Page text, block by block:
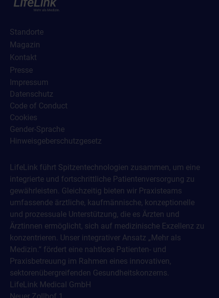
Standorte
Magazin
Kontakt
Presse
Impressum
Datenschutz
Code of Conduct
Cookies
Gender-Sprache
Hinweisgeberschutzgesetz
LifeLink führt Spitzentechnologien zusammen, um eine
integrierte und fortschrittliche Patientenversorgung zu
gewährleisten. Gleichzeitig bieten wir Praxisteams
umfassende ärztliche, kaufmännische, konzeptionelle
und prozessuale Unterstützung, die es Ärzten und
Ärztinnen ermöglicht, sich auf medizinische Exzellenz zu
konzentrieren. Unser integrativer Ansatz „Mehr als
Medizin.“ fördert eine nahtlose Patienten- und
Praxisbetreuung im Rahmen eines innovativen,
sektorenübergreifenden Gesundheitskonzerns.
LifeLink Medical GmbH